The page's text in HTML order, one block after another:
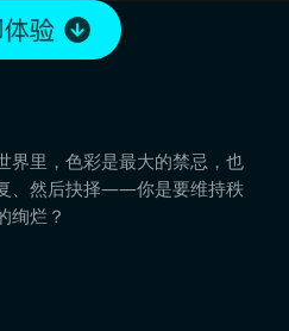
界里，色彩是最大的禁忌，也
、然后抉择——你是要维持秩
绚烂？